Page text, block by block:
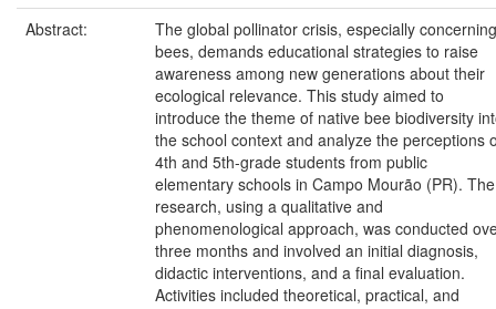
Abstract:
The global pollinator crisis, especially concerning
bees, demands educational strategies to raise
awareness among new generations about their
ecological relevance. This study aimed to
introduce the theme of native bee biodiversity
the school context and analyze the perceptions
4th and 5th-grade students from public
elementary schools in Campo Mourão (PR). The
research, using a qualitative and
phenomenological approach, was conducted
three months and involved an initial diagnosis,
didactic interventions, and a final evaluation.
Activities included theoretical, practical, and